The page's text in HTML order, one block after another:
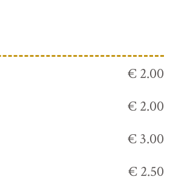
€ 2.00
€ 2.00
€ 3.00
€ 2.50